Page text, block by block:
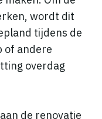
wordt dit
tijdens de
of andere
overdag
de renovatie